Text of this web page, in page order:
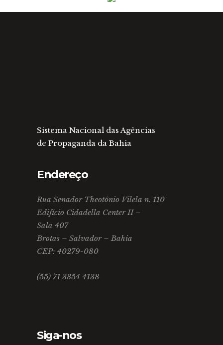
Sistema Nacional das Agências
de Propaganda da Bahia
Endereço
Rua Senador Theotônio Vilela n. 110
Edifício Cidadella Center II –
Sala 407
Brotas – Salvador – Bahia
CEP: 40279-080
(55) 71 3354 4138
Siga-nos